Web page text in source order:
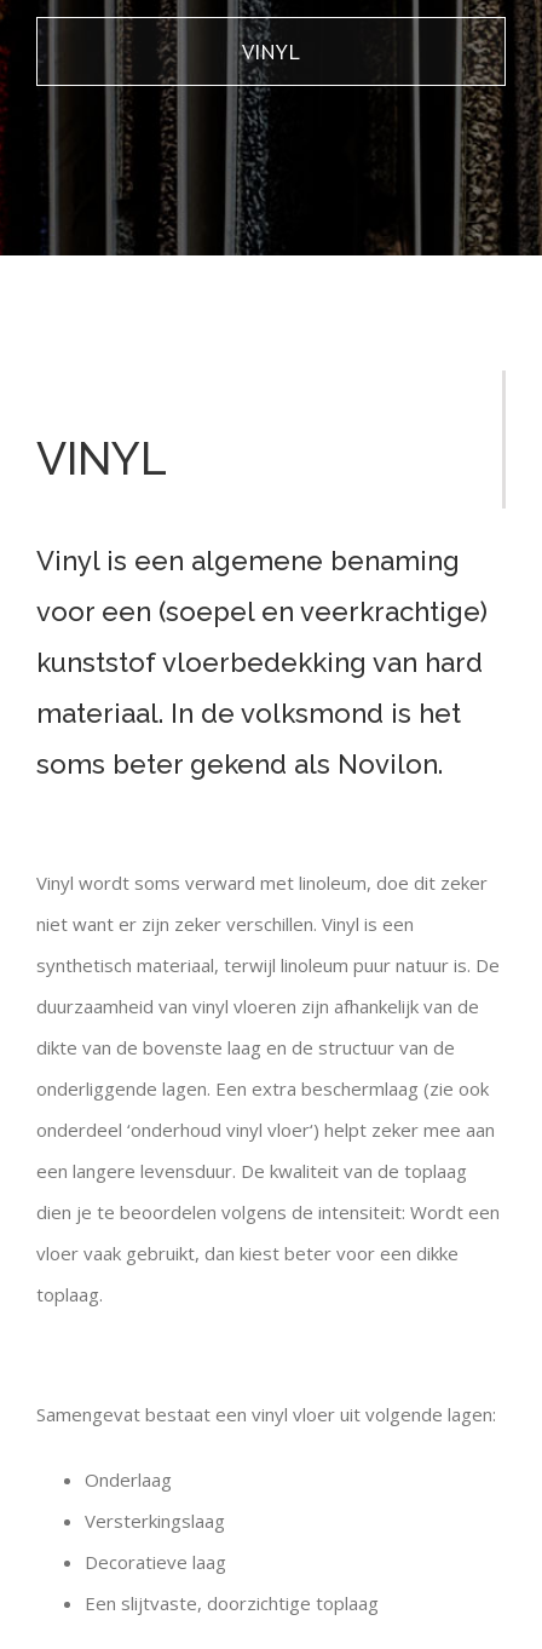
VINYL
VINYL
Vinyl is een algemene benaming
voor een (soepel en veerkrachtige)
kunststof vloerbedekking van hard
materiaal. In de volksmond is het
soms beter gekend als Novilon.
Vinyl wordt soms verward met linoleum, doe dit zeker
niet want er zijn zeker verschillen. Vinyl is een
synthetisch materiaal, terwijl linoleum puur natuur is. De
duurzaamheid van vinyl vloeren zijn afhankelijk van de
dikte van de bovenste laag en de structuur van de
onderliggende lagen. Een extra beschermlaag (zie ook
onderdeel ‘onderhoud vinyl vloer‘) helpt zeker mee aan
een langere levensduur. De kwaliteit van de toplaag
dien je te beoordelen volgens de intensiteit: Wordt een
vloer vaak gebruikt, dan kiest beter voor een dikke
toplaag.
Samengevat bestaat een vinyl vloer uit volgende lagen:
Onderlaag
Versterkingslaag
Decoratieve laag
Een slijtvaste, doorzichtige toplaag